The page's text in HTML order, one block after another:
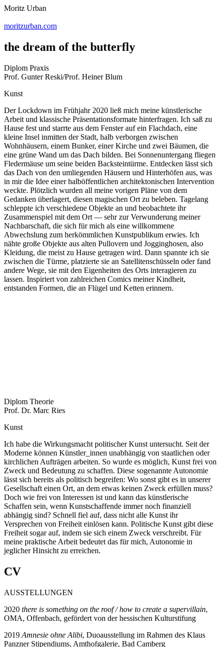
Moritz Urban
moritzurban.com
the dream of the butterfly
Diplom Praxis
Prof. Gunter Reski/Prof. Heiner Blum
Kunst
Der Lockdown im Frühjahr 2020 ließ mich meine künstlerische
Arbeit und klassische Präsentationsformate hinterfragen. Ich saß zu
Hause fest und starrte aus dem Fenster auf ein Flachdach, eine
kleine Insel inmitten der Stadt, halb verborgen zwischen
Wohnhäusern, einem Bunker, einer Kirche und zwei Bäumen, die
eine grüne Wand um das Dach bilden. Bei Sonnenuntergang fliegen
Fledermäuse um seine beiden Backsteintürme. Entdecken lässt sich
das Dach von den umliegenden Häusern und Hinterhöfen aus, was
in mir die Idee einer halböffentlichen architektonischen Intervention
weckte. Plötzlich wurden all meine vorigen Pläne von dem
Gedanken überlagert, diesen magischen Ort zu beleben. Tagelang
schleppte ich verschiedene Objekte an und beobachtete ihr
Zusammenspiel mit dem Ort — sehr zur Verwunderung meiner
Nachbarschaft, die sich für mich als eine willkommene
Abwechslung zum herkömmlichen Kunstpublikum erwies. Ich
nähte große Objekte aus alten Pullovern und Jogginghosen, also
Kleidung, die meist zu Hause getragen wird. Dann spannte ich sie
zwischen die Türme, platzierte sie an Satellitenschüsseln oder fand
andere Wege, sie mit den Eigenheiten des Orts interagieren zu
lassen. Inspiriert von zahlreichen Comics meiner Kindheit,
entstanden Formen, die an Flügel und Ketten erinnern.
Diplom Theorie
Prof. Dr. Marc Ries
Kunst
Ich habe die Wirkungsmacht politischer Kunst untersucht. Seit der
Moderne können Künstler_innen unabhängig von staatlichen oder
kirchlichen Aufträgen arbeiten. So wurde es möglich, Kunst frei von
Zweck und Bedeutung zu schaffen. Diese sogenannte Autonomie
lässt sich bereits als politisch begreifen: Wo sonst gibt es in unserer
Gesellschaft einen Ort, an dem etwas keinen Zweck erfüllen muss?
Doch wie frei von Interessen ist und kann das künstlerische
Schaffen sein, wenn Kunstschaffende immer noch finanziell
abhängig sind? Schnell fiel auf, dass nicht alle Kunst ihr
Versprechen von Freiheit einlösen kann. Politische Kunst gibt diese
Freiheit sogar auf, indem sie sich einem Zweck verschreibt. Für
meine praktische Arbeit bedeutet das für mich, Autonomie in
jeglicherHinsicht zu erreichen.
CV
AUSSTELLUNGEN
2020 there is something on the roof / how to create a supervillain,
OMA, Offenbach, gefördert von der hessischen Kulturstifung
2019 Amnesie ohne Alibi, Duoausstellung im Rahmen des Klaus
Panzner Stipendiums, Amthofgalerie, Bad Camberg